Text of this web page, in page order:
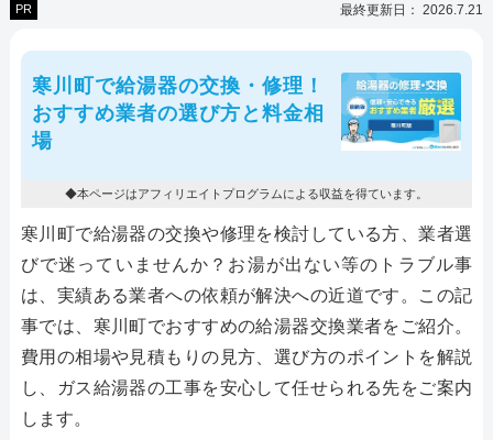
PR 最終更新日： 2026.7.21
寒川町で給湯器の交換・修理！
おすすめ業者の選び方と料金相
場
◆本ページはアフィリエイトプログラムによる収益を得ています。
寒川町で給湯器の交換や修理を検討している方、業者選
びで迷っていませんか？お湯が出ない等のトラブル事
は、実績ある業者への依頼が解決への近道です。この記
事では、寒川町でおすすめの給湯器交換業者をご紹介。
費用の相場や見積もりの見方、選び方のポイントを解説
し、ガス給湯器の工事を安心して任せられる先をご案内
します。